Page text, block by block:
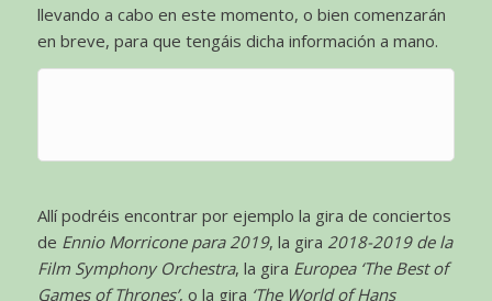
llevando a cabo en este momento, o bien comenzarán
en breve, para que tengáis dicha información a mano.
Allí podréis encontrar por ejemplo la gira de conciertos
de Ennio Morricone para 2019, la gira 2018-2019 de la
Film Symphony Orchestra, la gira Europea ‘The Best of
Games of Thrones’, o la gira ‘The World of Hans